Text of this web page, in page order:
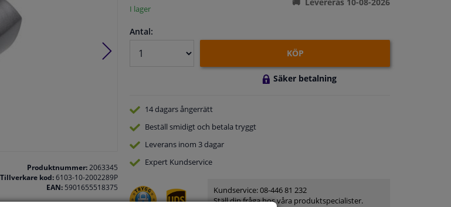
Produktnummer:2063345
Tillverkare kod:6103-10-2002289P
EAN:5901655518375
I lager
Antal:
KÖP
Säker betalning
14 dagarsångerrätt
Beställ smidigt och betala tryggt
Leverans inom 3 dagar
Expert Kundservice
Kundservice:08-446 81 232
Ställ din fråga hos våra produktspecialister.